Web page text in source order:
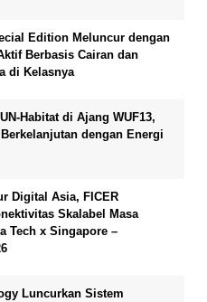
Edition Meluncur dengan
Berbasis Cairan dan
di Kelasnya
Habitat di Ajang WUF13,
dengan Energi
Digital Asia, FICER
Skalabel Masa
Tech x Singapore –
Luncurkan Sistem